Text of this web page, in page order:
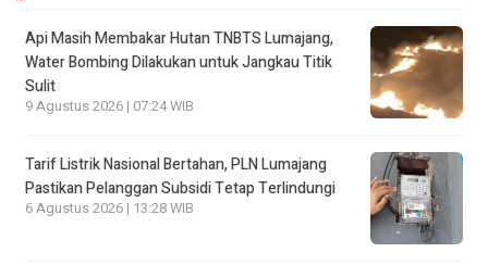
Api Masih Membakar Hutan TNBTS Lumajang,
Water Bombing Dilakukan untuk Jangkau Titik
Sulit
9 Agustus 2026 | 07:24 WIB
Tarif Listrik Nasional Bertahan, PLN Lumajang
Pastikan Pelanggan Subsidi Tetap Terlindungi
6 Agustus 2026 | 13:28 WIB